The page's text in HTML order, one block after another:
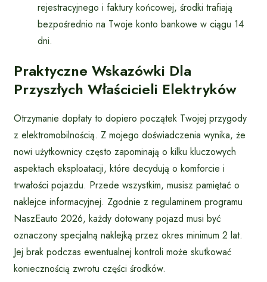
rejestracyjnego i faktury końcowej, środki trafiają
bezpośrednio na Twoje konto bankowe w ciągu 14
dni.
Praktyczne Wskazówki Dla
Przyszłych Właścicieli Elektryków
Otrzymanie dopłaty to dopiero początek Twojej przygody
z elektromobilnością. Z mojego doświadczenia wynika, że
nowi użytkownicy często zapominają o kilku kluczowych
aspektach eksploatacji, które decydują o komforcie i
trwałości pojazdu. Przede wszystkim, musisz pamiętać o
naklejce informacyjnej. Zgodnie z regulaminem programu
NaszEauto 2026, każdy dotowany pojazd musi być
oznaczony specjalną naklejką przez okres minimum 2 lat.
Jej brak podczas ewentualnej kontroli może skutkować
koniecznością zwrotu części środków.